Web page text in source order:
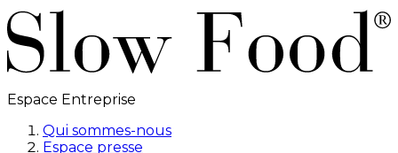
Espace Entreprise
Qui sommes-nous
Espace presse